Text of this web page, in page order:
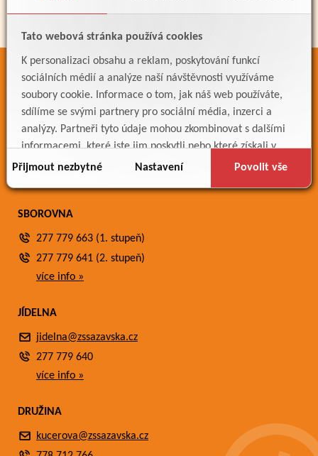
Tato webová stránka používá cookies
K personalizaci obsahu a reklam, poskytování funkcí
sociálních médií a analýze naší návštěvnosti využíváme
soubory cookie. Informace o tom, jak náš web používáte,
sdílíme se svými partnery pro sociální média, inzerci a
analýzy. Partneři tyto údaje mohou zkombinovat s dalšími
informacemi, které jste jim poskytli nebo které získali v
důsledku toho, že používáte jejich služby.
Přijmout nezbytné Nastavení Povolit vše
ODKAZY
Bakaláři
Jídelníček
Meteostanice
SBOROVNA
277 779 663 (1. stupeň)
277 779 641 (2. stupeň)
více info »
JÍDELNA
jidelna@zssazavska.cz
277 779 640
více info »
DRUŽINA
kucerova@zssazavska.cz